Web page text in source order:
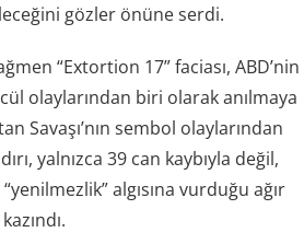
gözler önüne serdi.
“Extortion 17” faciası, ABD’nin
olaylarından biri olarak anılmaya
Savaşı’nın sembol olaylarından
yalnızca 39 can kaybıyla değil,
algısına vurduğu ağır